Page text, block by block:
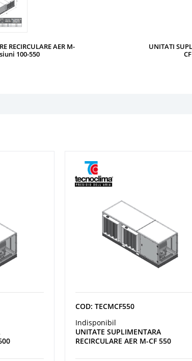
RECIRCULARE AER M-
100-550
UNITATI
COD: TECMCF550
Indisponibil
UNITATE SUPLIMENTARA
RECIRCULARE AER M-CF 550